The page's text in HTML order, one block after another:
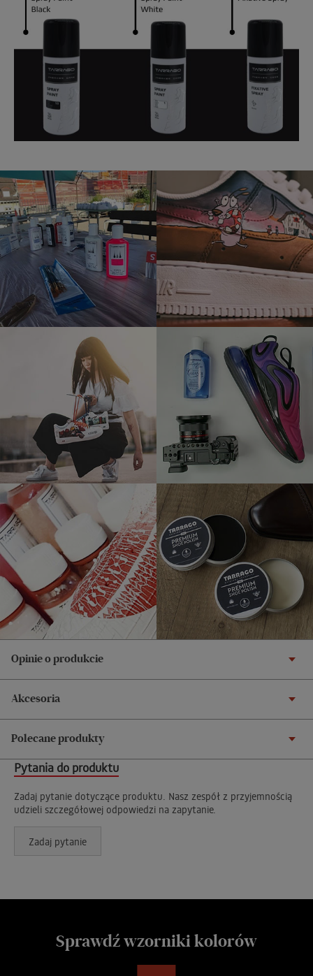
Opinie o produkcie
Akcesoria
Polecane produkty
Pytania do produktu
Zadaj pytanie dotyczące produktu. Nasz zespół z przyjemnością
udzieli szczegółowej odpowiedzi na zapytanie.
Zadaj pytanie
Sprawdź wzorniki kolorów